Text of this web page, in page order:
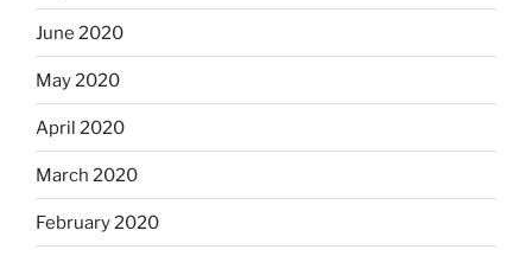
June 2020
May 2020
April 2020
March 2020
February 2020